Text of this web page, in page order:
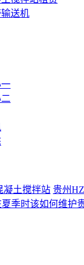
送机
凝土搅拌站 贵州
夏季时该如何维护